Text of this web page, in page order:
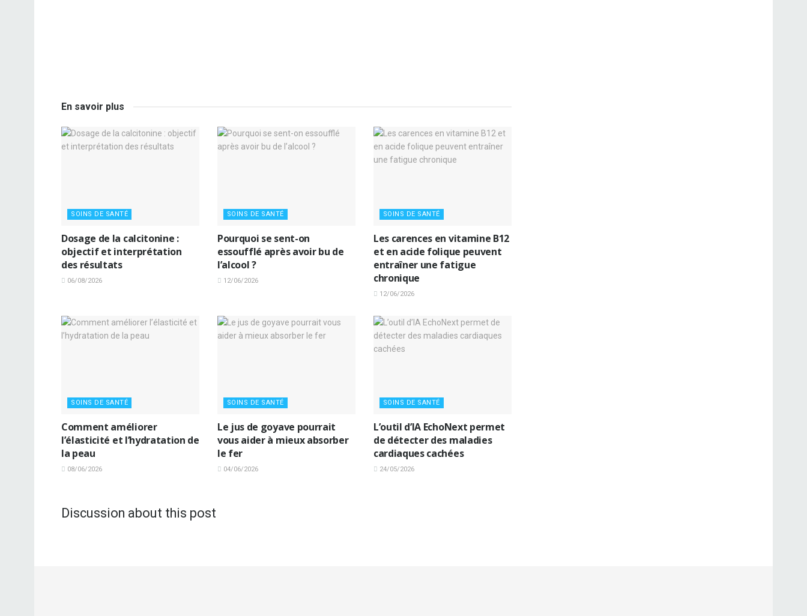
En savoir plus
SOINS DE SANTÉ
Dosage de la calcitonine :
objectif et interprétation
des résultats
06/08/2026
SOINS DE SANTÉ
Pourquoi se sent-on
essoufflé après avoir bu de
l’alcool ?
12/06/2026
SOINS DE SANTÉ
Les carences en vitamine B12
et en acide folique peuvent
entraîner une fatigue
chronique
12/06/2026
SOINS DE SANTÉ
Comment améliorer
l’élasticité et l’hydratation de
la peau
08/06/2026
SOINS DE SANTÉ
Le jus de goyave pourrait
vous aider à mieux absorber
le fer
04/06/2026
SOINS DE SANTÉ
L’outil d’IA EchoNext permet
de détecter des maladies
cardiaques cachées
24/05/2026
Discussion about this post